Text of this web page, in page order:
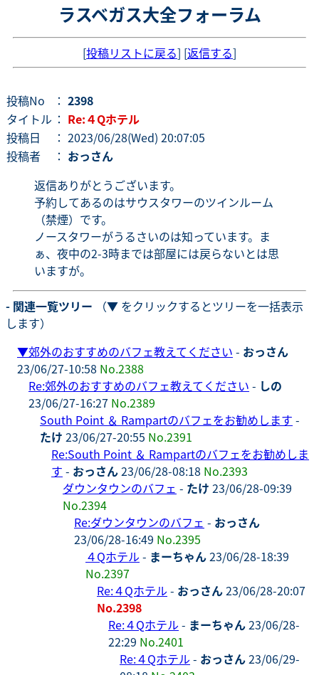
ラスベガス大全フォーラム
[投稿リストに戻る] [返信する]
投稿No ： 2398
タイトル ： Re:４Qホテル
投稿日
： 2023/06/28(Wed) 20:07:05
投稿者
： おっさん
返信ありがとうございます。
予約してあるのはサウスタワーのツインルーム
（禁煙）です。
ノースタワーがうるさいのは知っています。ま
ぁ、夜中の2-3時までは部屋には戻らないとは思
いますが。
- 関連一覧ツリー （▼ をクリックするとツリーを一括表示
します）
▼郊外のおすすめのバフェ教えてください - おっさん
23/06/27-10:58 No.2388
Re:郊外のおすすめのバフェ教えてください - しの
23/06/27-16:27 No.2389
South Point ＆ Rampartのバフェをお勧めします -
たけ 23/06/27-20:55 No.2391
Re:South Point ＆ Rampartのバフェをお勧めしま
す - おっさん23/06/28-08:18 No.2393
ダウンタウンのバフェ - たけ 23/06/28-09:39
No.2394
Re:ダウンタウンのバフェ - おっさん
23/06/28-16:49 No.2395
４Qホテル - まーちゃん23/06/28-18:39
No.2397
Re:４Qホテル - おっさん23/06/28-20:07
No.2398
Re:４Qホテル - まーちゃん23/06/28-
22:29 No.2401
Re:４Qホテル - おっさん23/06/29-